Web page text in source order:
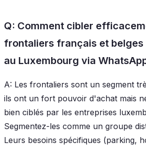
Q: Comment cibler
frontaliers français et
au Luxembourg via
A: Les frontaliers sont un segment
ils ont un fort pouvoir d'achat mais
bien ciblés par les entreprises
Segmentez-les comme un groupe
Leurs besoins spécifiques (parking,